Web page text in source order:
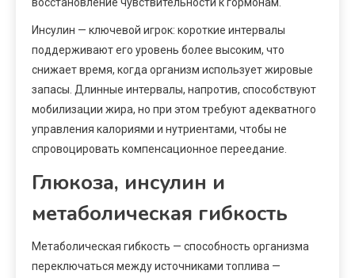
Инсулин — ключевой игрок: короткие интервалы
поддерживают его уровень более высоким, что
снижает время, когда организм использует жировые
запасы. Длинные интервалы, напротив, способствуют
мобилизации жира, но при этом требуют адекватного
управления калориями и нутриентами, чтобы не
спровоцировать компенсационное переедание.
Глюкоза, инсулин и
метаболическая гибкость
Метаболическая гибкость — способность организма
переключаться между источниками топлива —